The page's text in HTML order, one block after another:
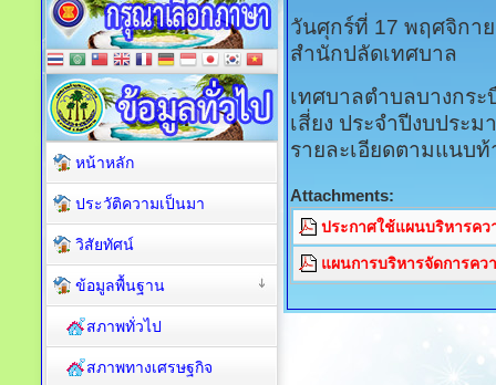
วันศุกร์ที่ 17 พฤศจิกา
สำนักปลัดเทศบาล
เทศบาลตำบลบางกร
เสี่ยง ประจำปีงบประ
รายละเอียดตามแนบท้
Attachments:
ประกาศใช้แผนบริหารคว
แผนการบริหารจัดการคว
หน้าหลัก
ประวัติความเป็นมา
วิสัยทัศน์
ข้อมูลพื้นฐาน
สภาพทั่วไป
สภาพทางเศรษฐกิจ